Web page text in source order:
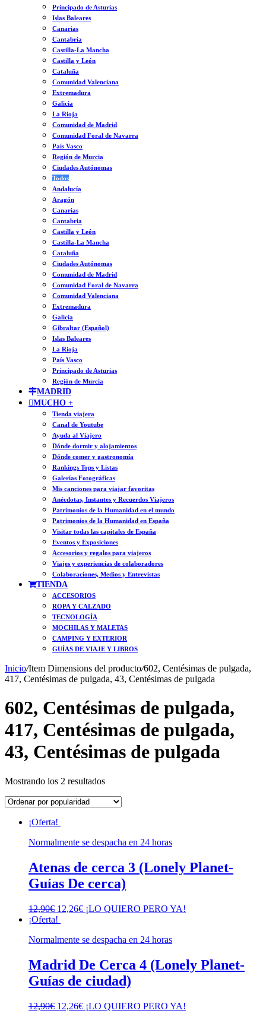
Principado de Asturias
Islas Baleares
Canarias
Cantabria
Castilla-La Mancha
Castilla y León
Cataluña
Comunidad Valenciana
Extremadura
Galicia
La Rioja
Comunidad de Madrid
Comunidad Foral de Navarra
País Vasco
Región de Murcia
Ciudades Autónomas
Todos
Andalucía
Aragón
Canarias
Cantabria
Castilla y León
Castilla-La Mancha
Cataluña
Ciudades Autónomas
Comunidad de Madrid
Comunidad Foral de Navarra
Comunidad Valenciana
Extremadura
Galicia
Gibraltar (Español)
Islas Baleares
La Rioja
País Vasco
Principado de Asturias
Región de Murcia
MADRID
MUCHO +
Tienda viajera
Canal de Youtube
Ayuda al Viajero
Dónde dormir y alojamientos
Dónde comer y gastronomía
Rankings Tops y Listas
Galerías Fotográficas
Mis canciones para viajar favoritas
Anécdotas, Instantes y Recuerdos Viajeros
Patrimonios de la Humanidad en el mundo
Patrimonios de la Humanidad en España
Visitar todas las capitales de España
Eventos y Exposiciones
Accesorios y regalos para viajeros
Viajes y experiencias de colaboradores
Colaboraciones, Medios y Entrevistas
TIENDA
ACCESORIOS
ROPA Y CALZADO
TECNOLOGÍA
MOCHILAS Y MALETAS
CAMPING Y EXTERIOR
GUÍAS DE VIAJE Y LIBROS
Inicio/Item Dimensions del producto/602, Centésimas de pulgada,
417, Centésimas de pulgada, 43, Centésimas de pulgada
602, Centésimas de pulgada,
417, Centésimas de pulgada,
43, Centésimas de pulgada
Mostrando los 2 resultadosOrdenado
popularidad
¡Oferta!
Normalmente se despacha en 24 horas
Atenas de cerca 3 (Lonely Planet-
Guías De cerca)
12,90€ El
precio
era:
12,26€El
es:
¡LO QUIERO PERO YA!
¡Oferta!
Normalmente se despacha en 24 horas
Madrid De Cerca 4 (Lonely Planet-
Guías de ciudad)
12,90€ El
12,26€El¡LO QUIERO PERO YA!